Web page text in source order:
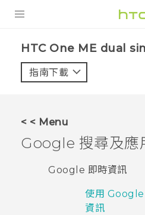
VIVE
HTC One ME dual
指南下載
< < Menu
Google 搜尋及應
Google 即時資訊
使用 Google
資訊